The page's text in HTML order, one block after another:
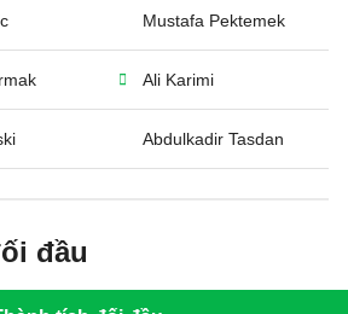
Mustafa Pektemek
Ali Karimi
Abdulkadir Tasdan
đầu